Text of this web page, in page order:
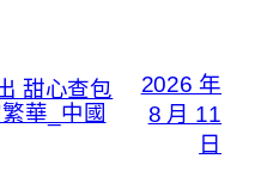
甜心查包
華_中國
2026 年
8 月 11
日